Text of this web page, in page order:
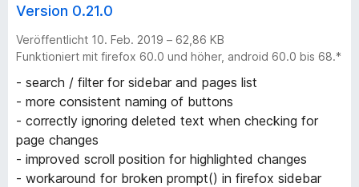
Version 0.21.0
Veröffentlicht 10. Feb. 2019 – 62,86 KB
Funktioniert mit firefox 60.0 und höher, android 60.0 bis 68.*
- search / filter for sidebar and pages list
- more consistent naming of buttons
- correctly ignoring deleted text when checking for
page changes
- improved scroll position for highlighted changes
- workaround for broken prompt() in firefox sidebar